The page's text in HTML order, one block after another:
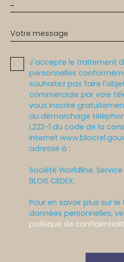
-
Votre message
J'accepte le traitement
personnelles
souhaitez pas faire
commerciale par voie
vous inscrire
au démarchage
L223-1 du code de la
Internet
adressé à :
Société Worldline, Service
BLOIS CEDEX.
Pour en savoir plus sur
données personnelles,
politique de